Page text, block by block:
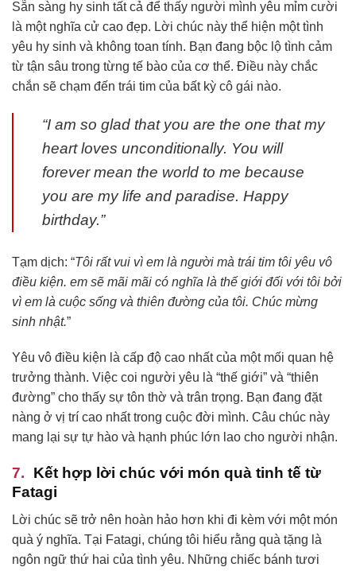
Sẵn sàng hy sinh tất cả để thấy người mình yêu mỉm cười
là một nghĩa cử cao đẹp. Lời chúc này thể hiện một tình
yêu hy sinh và không toan tính. Bạn đang bộc lộ tình cảm
từ tận sâu trong từng tế bào của cơ thể. Điều này chắc
chắn sẽ chạm đến trái tim của bất kỳ cô gái nào.
“I am so glad that you are the one that my
heart loves unconditionally. You will
forever mean the world to me because
you are my life and paradise. Happy
birthday.”
Tạm dịch: “Tôi rất vui vì em là người mà trái tim tôi yêu vô
điều kiện. em sẽ mãi mãi có nghĩa là thế giới đối với tôi bởi
vì em là cuộc sống và thiên đường của tôi. Chúc mừng
sinh nhật.”
Yêu vô điều kiện là cấp độ cao nhất của một mối quan hệ
trưởng thành. Việc coi người yêu là “thế giới” và “thiên
đường” cho thấy sự tôn thờ và trân trọng. Bạn đang đặt
nàng ở vị trí cao nhất trong cuộc đời mình. Câu chúc này
mang lại sự tự hào và hạnh phúc lớn lao cho người nhận.
Kết hợp lời chúc với món quà tinh tế từ
Fatagi
Lời chúc sẽ trở nên hoàn hảo hơn khi đi kèm với một món
quà ý nghĩa. Tại Fatagi, chúng tôi hiểu rằng quà tặng là
ngôn ngữ thứ hai của tình yêu. Những chiếc bánh tươi